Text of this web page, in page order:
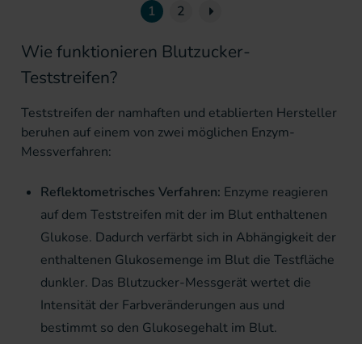
1 2 Nächste Seite
Wie funktionieren Blutzucker-
Teststreifen?
Teststreifen der namhaften und etablierten Hersteller
beruhen auf einem von zwei möglichen Enzym-
Messverfahren:
Reflektometrisches Verfahren: Enzyme reagieren
auf dem Teststreifen mit der im Blut enthaltenen
Glukose. Dadurch verfärbt sich in Abhängigkeit der
enthaltenen Glukosemenge im Blut die Testfläche
dunkler. Das Blutzucker-Messgerät wertet die
Intensität der Farbveränderungen aus und
bestimmt so den Glukosegehalt im Blut.